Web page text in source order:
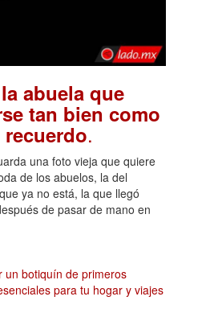
abuela que
tan bien como
.
una foto vieja que quiere
de los abuelos, la del
ya no está, la que llegó
de pasar de mano en